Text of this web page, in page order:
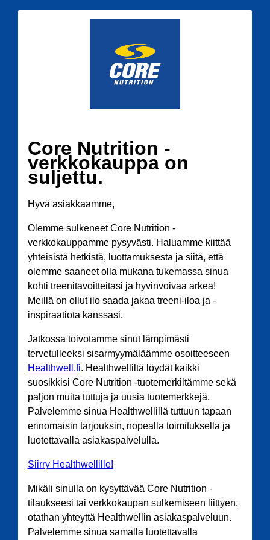
Core Nutrition -
verkkokauppa on
suljettu.
Hyvä asiakkaamme,
Olemme sulkeneet Core Nutrition -
verkkokauppamme pysyvästi. Haluamme kiittää
yhteisistä hetkistä, luottamuksesta ja siitä, että
olemme saaneet olla mukana tukemassa sinua
kohti treenitavoitteitasi ja hyvinvoivaa arkea!
Meillä on ollut ilo saada jakaa treeni-iloa ja -
inspiraatiota kanssasi.
Jatkossa toivotamme sinut lämpimästi
tervetulleeksi sisarmyymäläämme osoitteeseen
Healthwell.fi. Healthwelliltä löydät kaikki
suosikkisi Core Nutrition -tuotemerkiltämme sekä
paljon muita tuttuja ja uusia tuotemerkkejä.
Palvelemme sinua Healthwellillä tuttuun tapaan
erinomaisin tarjouksin, nopealla toimituksella ja
luotettavalla asiakaspalvelulla.
Siirry Healthwellille!
Mikäli sinulla on kysyttävää Core Nutrition -
tilaukseesi tai verkkokaupan sulkemiseen liittyen,
otathan yhteyttä Healthwellin asiakaspalveluun.
Palvelemme sinua samalla luotettavalla